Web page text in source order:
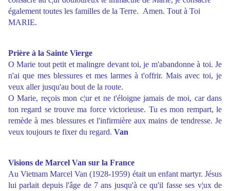
également toutes les familles de la Terre. Amen. Tout à Toi
MARIE.
Prière à la Sainte Vierge
O Marie tout petit et malingre devant toi, je m'abandonne à toi. Je
n'ai que mes blessures et mes larmes à t'offrir. Mais avec toi, je
veux aller jusqu'au bout de la route.
O Marie, reçois mon c¦ur et ne t'éloigne jamais de moi, car dans
ton regard se trouve ma force victorieuse. Tu es mon rempart, le
remède à mes blessures et l'infirmière aux mains de tendresse. Je
veux toujours te fixer du regard. Van
Visions de Marcel Van sur la France
Au Vietnam Marcel Van (1928-1959) était un enfant martyr. Jésus
lui parlait depuis l'âge de 7 ans jusqu'à ce qu'il fasse ses v¦ux de